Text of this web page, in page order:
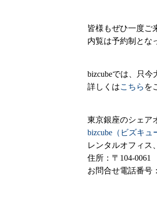
皆様もぜひ一度ご
内覧は予約制とな
bizcubeでは、只今
詳しくはこちら を
東京銀座のシェア
bizcube（ビズキュ
レンタルオフィス
住所：〒104-0061
お問合せ電話番号